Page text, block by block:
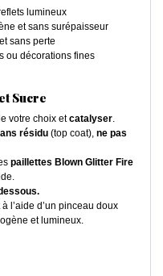
lumineux
et sans surépaisseur
sans perte
ou décorations fines
Sucre
votre choix etcatalyser.
résidu (top coat), ne pas
paillettes Blown Glitter Fire
l’aide d’un pinceau doux
et lumineux.